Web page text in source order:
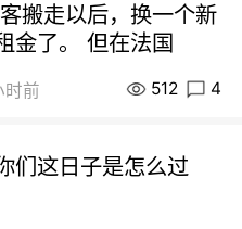
搬走以后，换一个新
金了。 但在法国
时前 512 4
们这日子是怎么过